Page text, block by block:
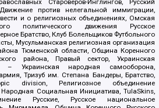
Староверов-Инглингов, Русский
против нелегальной иммиграции,
и о религиозных объединениях, Омская
политического движения Русское
Братство, Клуб Болельщиков Футбольного
Мусульманская религиозная организация
Тюменской области, Община Коренного
района, Правый сектор, Украинская
– Украинская народная самооборона,
Тризуб им. Степана Бандеры, Братство,
division, Религиозное объединение
Социальная Инициатива, TulaSkins,
Русские, Русское национальное